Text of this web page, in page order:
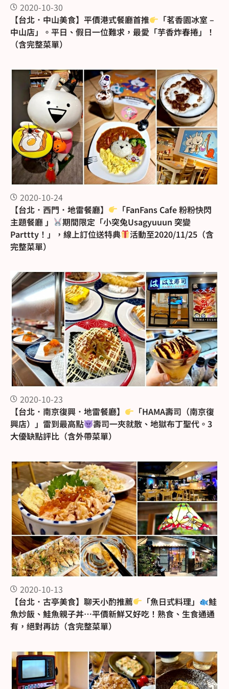
2020-10-30
【台北．中山美食】平價港式餐廳首推
「茗香園冰室 –
中山店」。平日、假日一位難求，最愛「芋香炸春捲」！
（含完整菜單）
2020-10-24
【台北．西門．地雷餐廳】
「FanFans Cafe 粉粉快閃
主題餐廳 」
期間限定「小突兔Usagyuuun 突變
Parttty！」，線上訂位送特典
活動至2020/11/25（含
完整菜單）
2020-10-23
【台北．南京復興．地雷餐廳】
「HAMA壽司（南京復
興店）」雷到最高點
壽司一夾就散、地獄布丁聖代。3
大優缺點評比（含外帶菜單）
2020-10-13
【台北．古亭美食】聊天小酌推薦
「魚日式料理」
鮭
魚炒飯、鮭魚親子丼…平價新鮮又好吃！熟食、生食通通
有，絕對再訪（含完整菜單）